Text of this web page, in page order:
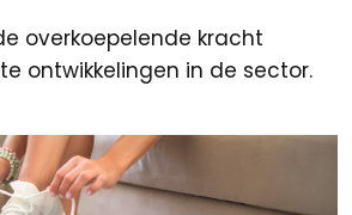
overkoepelende kracht
ontwikkelingen in de sector.